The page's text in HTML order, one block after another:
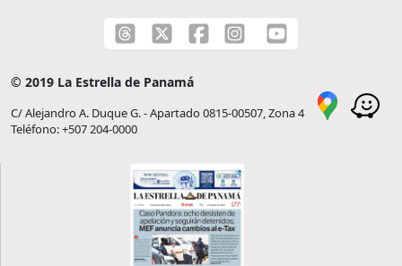
© 2019 La Estrella de Panamá
C/ Alejandro A. Duque G. - Apartado 0815-00507, Zona 4
Teléfono: +507 204-0000